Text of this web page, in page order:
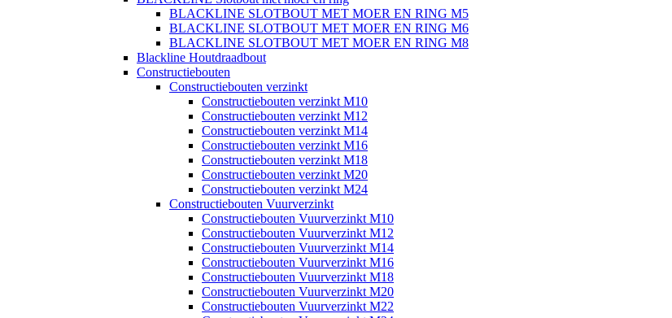
BLACKLINE SLOTBOUT MET MOER EN RING M5
BLACKLINE SLOTBOUT MET MOER EN RING M6
BLACKLINE SLOTBOUT MET MOER EN RING M8
Blackline Houtdraadbout
Constructiebouten
Constructiebouten verzinkt
Constructiebouten verzinkt M10
Constructiebouten verzinkt M12
Constructiebouten verzinkt M14
Constructiebouten verzinkt M16
Constructiebouten verzinkt M18
Constructiebouten verzinkt M20
Constructiebouten verzinkt M24
Constructiebouten Vuurverzinkt
Constructiebouten Vuurverzinkt M10
Constructiebouten Vuurverzinkt M12
Constructiebouten Vuurverzinkt M14
Constructiebouten Vuurverzinkt M16
Constructiebouten Vuurverzinkt M18
Constructiebouten Vuurverzinkt M20
Constructiebouten Vuurverzinkt M22